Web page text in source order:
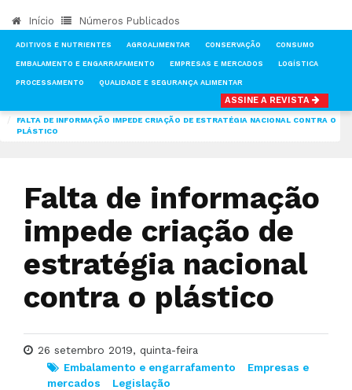
Início Números Publicados
ADITIVOS E NUTRIENTES AGROALIMENTAR CONSERVAÇÃO CONSUMO
EMBALAMENTO E ENGARRAFAMENTO EMPRESAS E MERCADOS LOGÍSTICA
PROCESSAMENTO QUALIDADE E SEGURANÇA ALIMENTAR
ASSINE A REVISTA
EMBALAMENTO E ENGARRAFAMENTO
FALTA DE INFORMAÇÃO IMPEDE CRIAÇÃO DE ESTRATÉGIA NACIONAL CONTRA O
PLÁSTICO
Falta de informação
impede criação de
estratégia nacional
contra o plástico
26 setembro 2019, quinta-feira
Embalamento e engarrafamento
Empresas e
mercados
Legislação